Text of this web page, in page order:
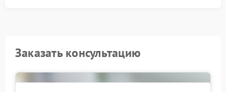
Заказать консультацию